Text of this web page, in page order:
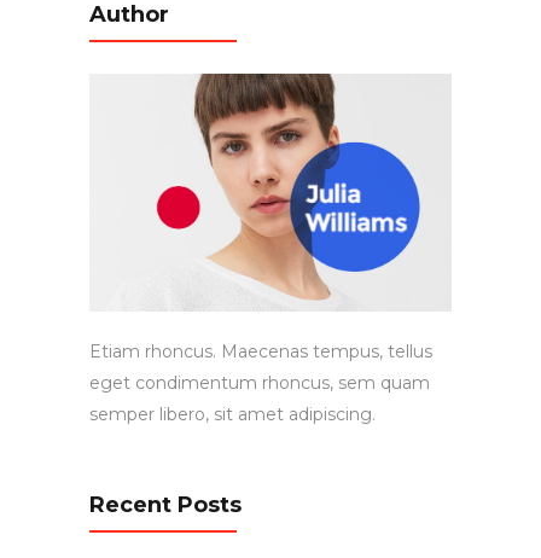
Author
Etiam rhoncus. Maecenas tempus, tellus
eget condimentum rhoncus, sem quam
semper libero, sit amet adipiscing.
Recent Posts